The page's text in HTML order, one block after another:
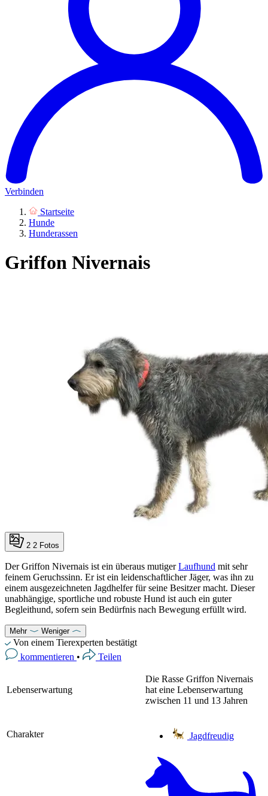
Verbinden
Startseite
Hunde
Hunderassen
Griffon Nivernais
2 2 Fotos
Der Griffon Nivernais ist ein überaus mutigerLaufhund mit sehr
feinem Geruchssinn. Er ist ein leidenschaftlicher Jäger, was ihn zu
einem ausgezeichneten Jagdhelfer für seine Besitzer macht. Dieser
unabhängige, sportliche und robuste Hund ist auch ein guter
Begleithund, sofern sein Bedürfnis nach Bewegung erfüllt wird.
Mehr Weniger
Von einem Tierexperten bestätigt
kommentieren • Teilen
Lebenserwartung
Die Rasse Griffon Nivernais
hat eine Lebenserwartung
zwischen 11 und 13 Jahren
Charakter Jagdfreudig